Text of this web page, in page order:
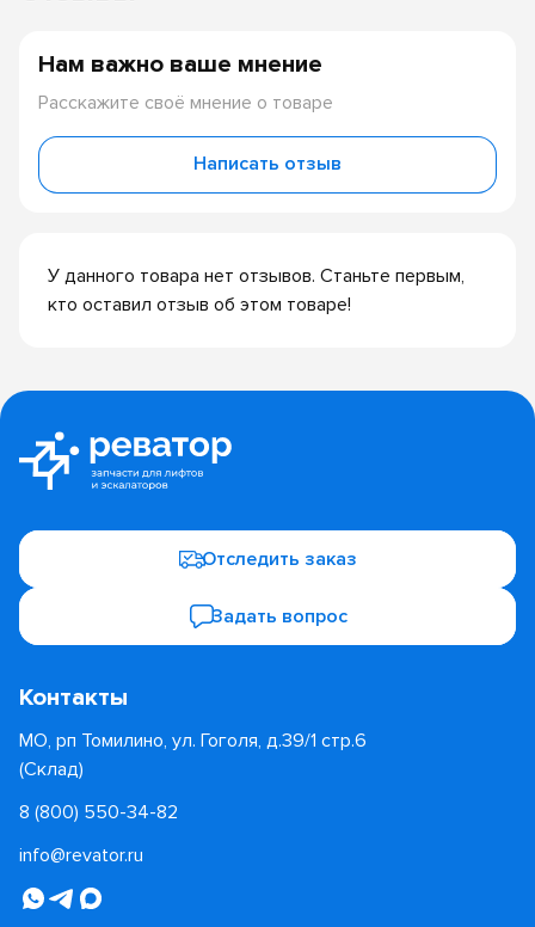
У данного товара нет отзывов. Станьте первым,
кто оставил отзыв об этом товаре!
Нам важно ваше мнение
Расскажите своё мнение о товаре
Написать отзыв
Отследить заказ
Задать вопрос
Контакты
МО, рп Томилино, ул. Гоголя, д.39/1 стр.6
(Склад)
8 (800) 550-34-82
info@revator.ru